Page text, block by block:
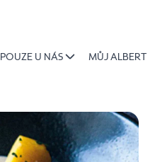
POUZE U NÁS MŮJ ALBERT